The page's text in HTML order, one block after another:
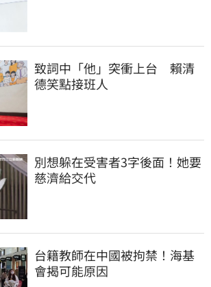
致詞中「他」突衝上台　賴清
德笑點接班人
別想躲在受害者3字後面！她要
慈濟給交代
台籍教師在中國被拘禁！海基
會揭可能原因